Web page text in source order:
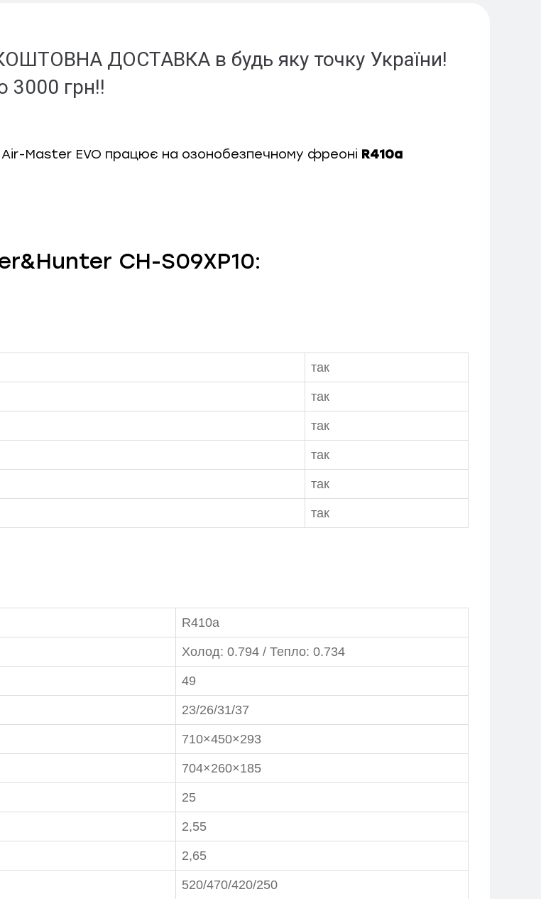
ДОСТАВКА в будь яку точку України!
3000 грн!!
Air-Master EVO працює на озонобезпечному фреоні R410a
CH-S09XP10:
так
так
так
так
так
так
R410a
Холод: 0.794 / Тепло: 0.734
49
23/26/31/37
710×450×293
704×260×185
25
2,55
2,65
520/470/420/250